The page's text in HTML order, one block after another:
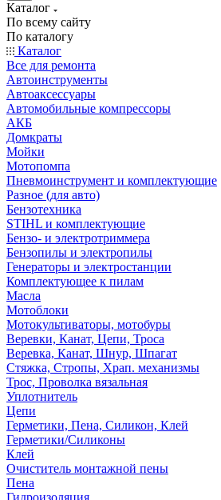
Каталог
По всему сайту
По каталогу
Каталог
Все для ремонта
Автоинструменты
Автоаксессуары
Автомобильные компрессоры
АКБ
Домкраты
Мойки
Мотопомпа
Пневмоинструмент и комплектующие
Разное (для авто)
Бензотехника
STIHL и комплектующие
Бензо- и электротриммера
Бензопилы и электропилы
Генераторы и электростанции
Комплектующее к пилам
Масла
Мотоблоки
Мотокультиваторы, мотобуры
Веревки, Канат, Цепи, Троса
Веревка, Канат, Шнур, Шпагат
Стяжка, Стропы, Храп. механизмы
Трос, Проволка вязальная
Уплотнитель
Цепи
Герметики, Пена, Силикон, Клей
Герметики/Силиконы
Клей
Очиститель монтажной пены
Пена
Гидроизоляция